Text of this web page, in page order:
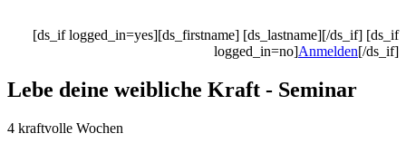
[ds_if logged_in=yes][ds_firstname] [ds_lastname][/ds_if] [ds_if
logged_in=no]Anmelden[/ds_if]
Lebe deine weibliche Kraft - Seminar
4 kraftvolle Wochen